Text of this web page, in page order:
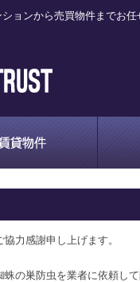
ョンから売買物件までお任
力感謝申し上げます。
の巣防虫を業者に依頼し